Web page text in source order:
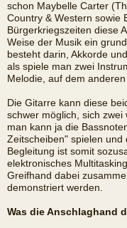
schon Maybelle Carter
Country & Western sowie
Bürgerkriegszeiten diese
Weise der Musik ein
besteht darin, Akkorde
als spiele man zwei
Melodie, auf dem
Die Gitarre kann diese
schwer möglich, sich
man kann ja die
Zeitscheiben" spielen und
Begleitung ist somit
elektronisches
Greifhand dabei
demonstriert werden.
Was die Anschlaghand